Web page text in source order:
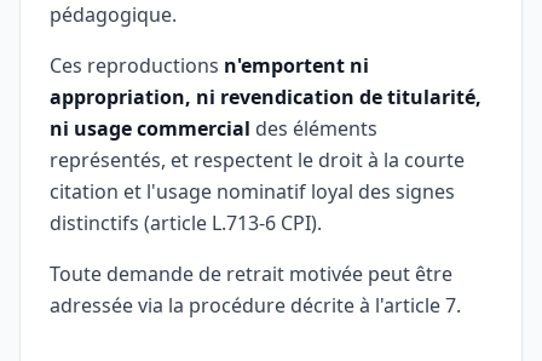
pédagogique.
Ces reproductions n'emportent ni
appropriation, ni revendication de titularité,
ni usage commercial des éléments
représentés, et respectent le droit à la courte
citation et l'usage nominatif loyal des signes
distinctifs (article L.713-6 CPI).
Toute demande de retrait motivée peut être
adressée via la procédure décrite à l'article 7.